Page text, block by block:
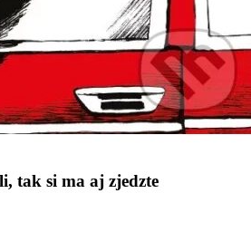
tak si ma aj zjedzte